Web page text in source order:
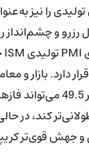
را نیز
رزرو و
بالاتر از رقم قبلی 48.0 قرار
دارند که تداوم سطح زیر
کند، در
و جهش قوی‌تر